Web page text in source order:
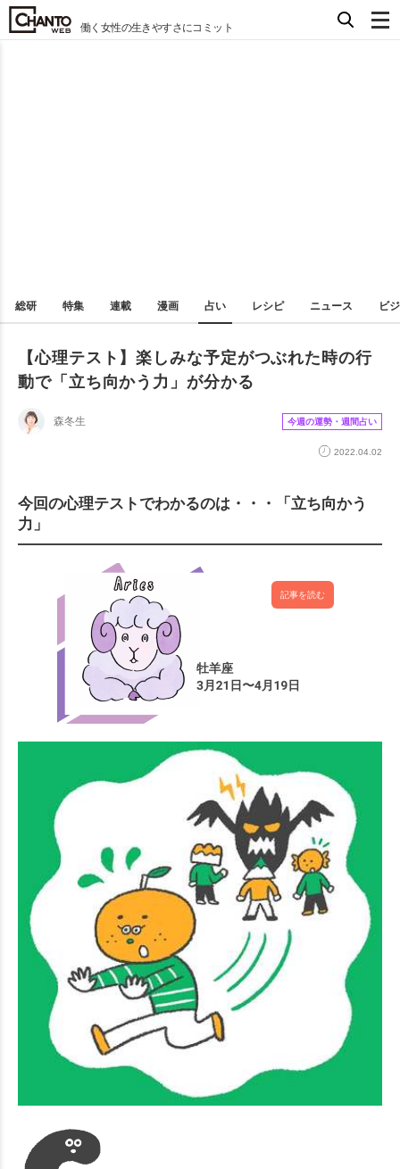
働く女性の生きやすさにコミット
総研 特集 連載 漫画 占い レシピ ニュース ビ
【心理テスト】楽しみな予定がつぶれた時の行
動で「立ち向かう力」が分かる
森冬生 今週の運勢・週間占い
2022.04.02
今回の心理テストでわかるのは・・・「立ち向かう
力」
記事を読む